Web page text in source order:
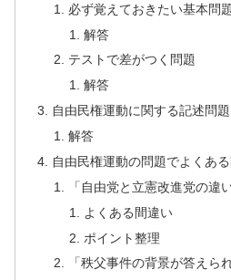
必ず覚えておきたい基本問
解答
テストで差がつく問題
解答
自由民権運動に関する記述問題
解答
自由民権運動の問題でよくあ
「自由党と立憲改進党の違
よくある間違い
ポイント整理
「秩父事件の背景が答えら